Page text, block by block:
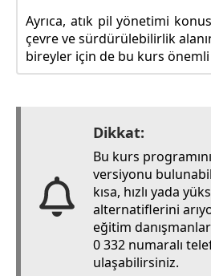
Ayrıca, atık pil yönetimi
çevre ve sürdürülebilirlik
bireyler için de bu kurs önemli
Dikkat:
Bu kurs
versiyonu
kısa, hızlı yada
alternatiflerini
eğitim
0 332 numaralı
ulaşabilirsiniz.